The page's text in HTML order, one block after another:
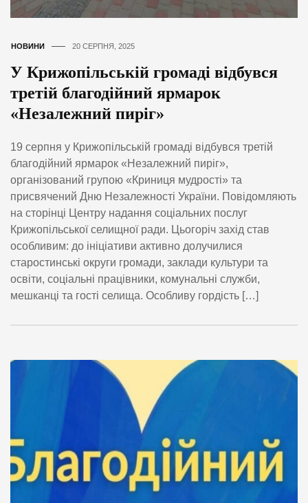
НОВИНИ 20 СЕРПНЯ, 2025
У Крижопільській громаді відбувся
третій благодійний ярмарок
«Незалежний пиріг»
19 серпня у Крижопільській громаді відбувся третій
благодійний ярмарок «Незалежний пиріг»,
організований групою «Криниця мудрості» та
присвячений Дню Незалежності України. Повідомляють
на сторінці Центру надання соціальних послуг
Крижопільської селищної ради. Цьогоріч захід став
особливим: до ініціативи активно долучилися
старостинські округи громади, заклади культури та
освіти, соціальні працівники, комунальні служби,
мешканці та гості селища. Особливу гордість […]